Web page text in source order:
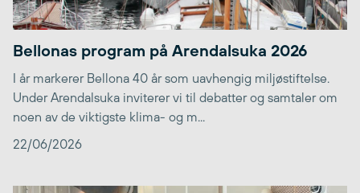
Bellonas program på Arendalsuka 2026
I år markerer Bellona 40 år som uavhengig miljøstiftelse.
Under Arendalsuka inviterer vi til debatter og samtaler om
noen av de viktigste klima- og m...
22/06/2026